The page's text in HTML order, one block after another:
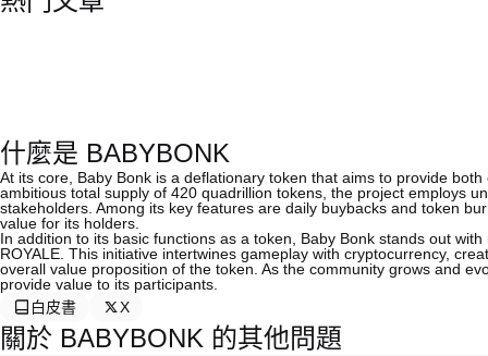
什麼是 BABYBONK
At its core, Baby Bonk is a deflationary token that aims to provide
ambitious total supply of 420 quadrillion tokens, the project employs
stakeholders. Among its key features are daily buybacks and token
value for its holders.
In addition to its basic functions as a token, Baby Bonk stands out
ROYALE. This initiative intertwines gameplay with cryptocurrency,
overall value proposition of the token. As the community grows and
provide value to its participants.
白皮書
X
關於 BABYBONK 的其他問題